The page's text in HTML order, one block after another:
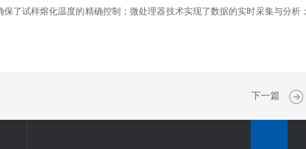
试样熔化温度的精确控制；微处理器技术实现了数据的实时采集与分析
下一篇